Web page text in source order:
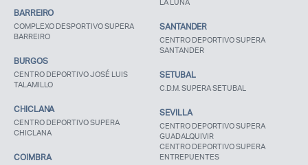
BARREIRO
COMPLEXO DESPORTIVO SUPERA
BARREIRO
BURGOS
CENTRO DEPORTIVO JOSÉ LUIS
TALAMILLO
CHICLANA
CENTRO DEPORTIVO SUPERA
CHICLANA
COIMBRA
LA LUNA
SANTANDER
CENTRO DEPORTIVO SUPERA
SANTANDER
SETUBAL
C.D.M. SUPERA SETUBAL
SEVILLA
CENTRO DEPORTIVO SUPERA
GUADALQUIVIR
CENTRO DEPORTIVO SUPERA
ENTREPUENTES